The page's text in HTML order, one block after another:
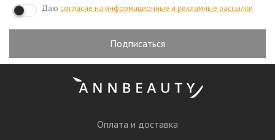
Даю согласие на информационные и рекламные рассылки
Подписаться
Оплата и доставка